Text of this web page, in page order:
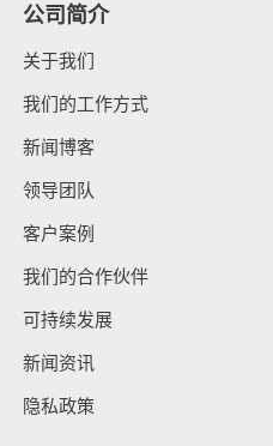
公司简介
关于我们
我们的工作方式
新闻博客
领导团队
客户案例
我们的合作伙伴
可持续发展
新闻资讯
隐私政策